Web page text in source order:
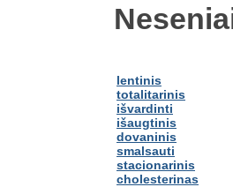
lentinis
totalitarinis
išvardinti
išaugtinis
dovaninis
smalsauti
stacionarinis
cholesterinas